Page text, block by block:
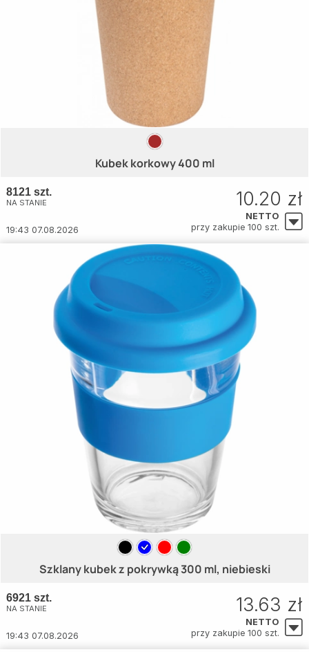
Kubek korkowy 400 ml
8121 szt.
NA STANIE
19:43 07.08.2026
10.20 zł
NETTO
przy zakupie 100 szt.
Szklany kubek z pokrywką 300 ml, niebieski
6921 szt.
NA STANIE
19:43 07.08.2026
13.63 zł
NETTO
przy zakupie 100 szt.